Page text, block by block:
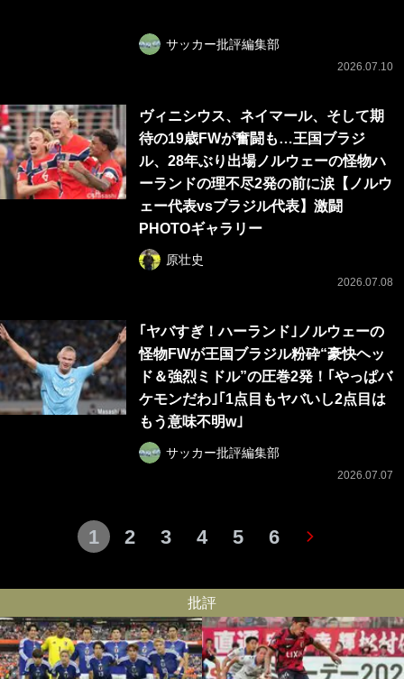
サッカー批評編集部
2026.07.10
ヴィニシウス、ネイマール、そして期
待の19歳FWが奮闘も…王国ブラジ
ル、28年ぶり出場ノルウェーの怪物ハ
ーランドの理不尽2発の前に涙【ノルウ
ェー代表vsブラジル代表】激闘
PHOTOギャラリー
原壮史
2026.07.08
｢ヤバすぎ！ハーランド｣ノルウェーの
怪物FWが王国ブラジル粉砕“豪快ヘッ
ド＆強烈ミドル”の圧巻2発！｢やっぱバ
ケモンだわ｣｢1点目もヤバいし2点目は
もう意味不明w｣
サッカー批評編集部
2026.07.07
1 2 3 4 5 6
批評